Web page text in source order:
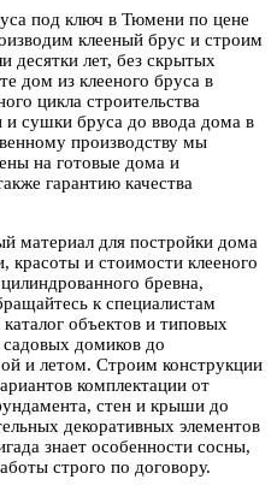
под ключ в Тюмени по цене
клееный брус и строим
десятки лет, без скрытых
дом из клееного бруса в
цикла строительства
и сушки бруса до ввода дома в
производству мы
на готовые дома и
гарантию качества
материал для постройки дома
красоты и стоимости клееного
бревна,
к специалистам
объектов и типовых
домиков до
и летом. Строим конструкции
комплектации от
стен и крыши до
декоративных элементов
знает особенности сосны,
строго по договору.